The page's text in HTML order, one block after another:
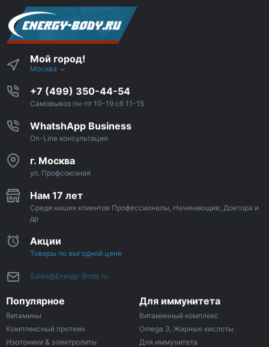
Мой город!
Москва
+7 (499) 350-44-54
Самовывоз пн-пт 10-19 сб 11-15
WhatshApp Business
On-Line консультация
г. Москва
ул. Профсоюзная
Нам 17 лет
Среди наших клиентов Профессионалы, Начинающие, Доктора и
др
Акции
Товары по выгодной цене
Sales@Energy-Body.ru
Популярное
Витамины
Комплексный протеин
Изотоники & электролиты
Для иммунитета
Витаминный комплекс
Omega 3, Жирные кислоты
Для иммунитета